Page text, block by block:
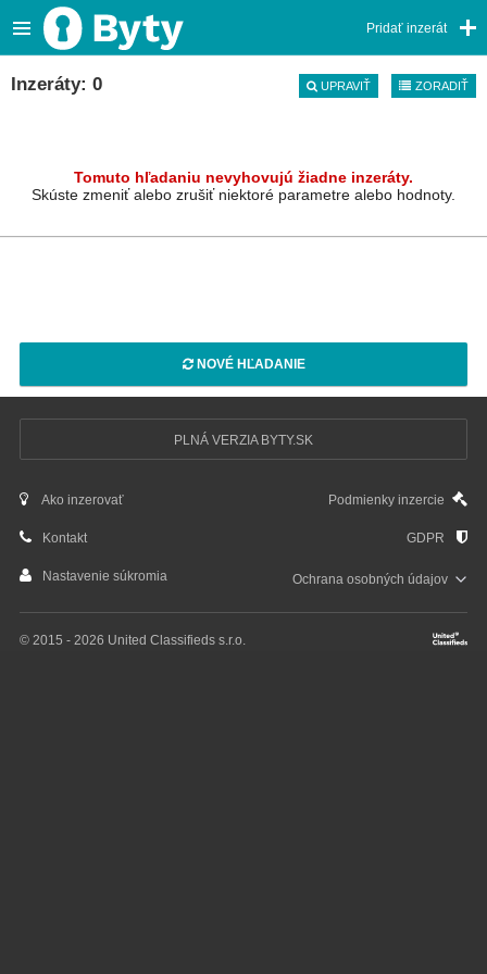
Pridať inzerát
Inzeráty: 0 UPRAVIŤ ZORADIŤ
Tomuto hľadaniu nevyhovujú žiadne inzeráty.
Skúste zmeniť alebo zrušiť niektoré parametre alebo hodnoty.
NOVÉ HĽADANIE
PLNÁ VERZIA BYTY.SK
Ako inzerovať Podmienky inzercie
Kontakt GDPR
Nastavenie súkromia Ochrana osobnýchúdajov
© 2015 - 2026 United Classifieds s.r.o.